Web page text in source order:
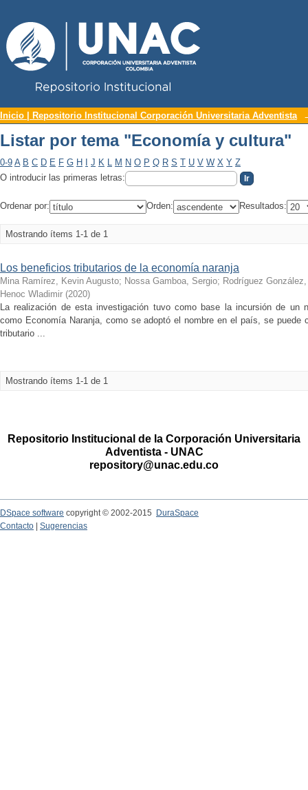
Listar por tema "Economía y cultura"
Inicio | Repositorio Institucional Corporación Universitaria Adventista
Listar por tema "Economía y cultura"
0-9 A B C D E F G H J K L M N O P Q R S T U V W X Y Z
O introducir las primeras letras:
Ordenar por: Orden: Resultados:
Mostrando ítems 1-1 de 1
Los beneficios tributarios de la economía naranja
Mina Ramírez, Kevin Augusto; Nossa Gamboa, Sergio; Rodríguez
Henoc Wladimir (2020)
La realización de esta investigación tuvo como base la incursión de un
como Economía Naranja, como se adoptó el nombre en el país, se puede
tributario ...
Mostrando ítems 1-1 de 1
Repositorio Institucional de la Corporación Universitaria
Adventista - UNAC
repository@unac.edu.co
DSpace software copyright © 2002-2015
DuraSpace
Contacto
Sugerencias